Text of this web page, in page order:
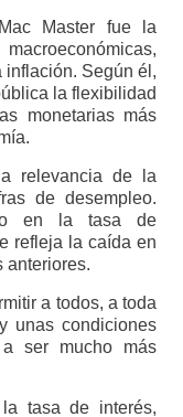
Master fue la
Según él,
la flexibilidad
monetarias más
relevancia de la
de desempleo.
en la tasa de
refleja la caída en
anteriores.
a todos, a toda
unas condiciones
ser mucho más
tasa de interés,